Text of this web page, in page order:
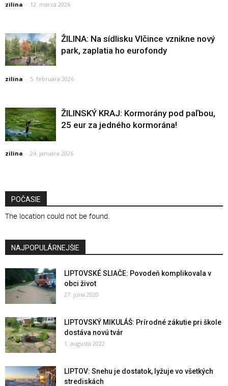
zilina - 12. marca 2026
ŽILINA: Na sídlisku Vlčince vznikne nový
park, zaplatia ho eurofondy
zilina - 5. februára 2026
ŽILINSKÝ KRAJ: Kormorány pod paľbou,
25 eur za jedného kormorána!
zilina - 24. januára 2026
POČASIE
The location could not be found.
NAJPOPULÁRNEJŠIE
LIPTOVSKÉ SLIAČE: Povodeň komplikovala v
obci život
27. júna 2020
LIPTOVSKÝ MIKULÁŠ: Prírodné zákutie pri škole
dostáva novú tvár
1. augusta 2022
LIPTOV: Snehu je dostatok, lyžuje vo všetkých
strediskách